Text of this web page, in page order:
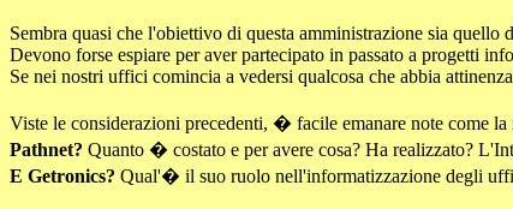
Sembra quasi che l'obiettivo di questa amministrazione sia
Devono forse espiare per aver partecipato in passato a progetti
Se nei nostri uffici comincia a vedersi qualcosa che abbia
Viste le considerazioni precedenti, � facile emanare note come
Pathnet? Quanto � costato e per avere cosa? Ha realizzato?
E Getronics? Qual'� il suo ruolo nell'informatizzazione degli